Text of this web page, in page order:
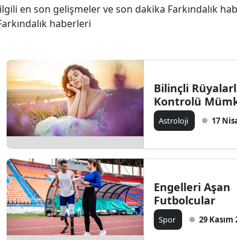
en son gelişmeler ve son dakika Farkındalık
haberleri
Bilinçli
Kontrolü
Astroloji 17
Engelleri Aşan
Futbolcular
Spor 29 Kasım